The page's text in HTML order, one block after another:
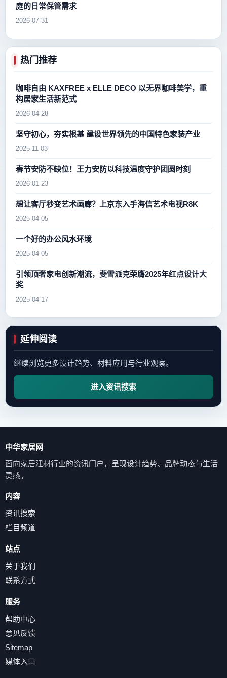
庭的日常保管需求
2026-07-31
热门推荐
咖啡自由 KAXFREE x ELLE DECO 以无界咖啡美学，重
构居家生活新范式
2026-04-28
坚守初心，夯实根基 建设世界领先的中国特色家装产业
2025-11-03
春节安防不缺位！王力安防以科技温度守护团圆时刻
2026-01-23
想让客厅秒变艺术画廊？上京东入手海信艺术电视R8K
2025-04-05
一个好的办公风水环境
2025-04-05
引领顶奢家电创新潮流，斐雪派克荣膺2025年红点设计大
奖
2025-04-17
延伸阅读
继续浏览更多设计趋势、材料应用与行业观察。
进入资讯搜索
中华家居网
面向家居建材行业的资讯门户，呈现设计趋势、品牌动态与生活
灵感。
内容
资讯搜索
栏目频道
站点
关于我们
联系方式
服务
帮助中心
意见反馈
Sitemap
媒体入口